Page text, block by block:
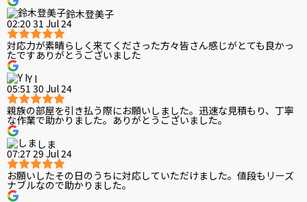
鈴木登美子
02:20 31 Jul 24
対応力が素晴らしく来てくださった方々皆さん感じがとても良かっ
たですありがとうございました
Y I
05:51 30 Jul 24
親族の部屋を引き払う際にお願いしました。迅速な見積もり、丁寧
な作業で助かりました。ありがとうございました。
しま
07:27 29 Jul 24
お願いしたその日のうちに対応していただけました。値段もリーズ
ナブルなので助かりました。